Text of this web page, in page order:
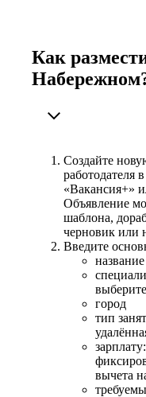
Как
Создайте
работодателя
«Вакансия+»
Объявление
шаблона,
черновик или
Введите
город
тип
вычета